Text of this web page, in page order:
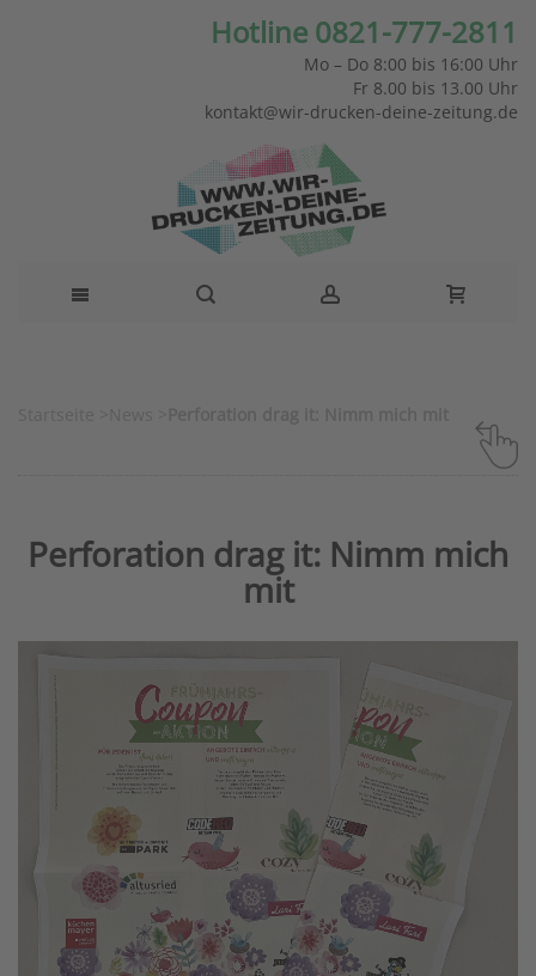
Hotline 0821-777-2811
Mo – Do 8:00 bis 16:00 Uhr
Fr 8.00 bis 13.00 Uhr
kontakt@wir-drucken-deine-zeitung.de
Perforation drag it: Nimm mich
mit